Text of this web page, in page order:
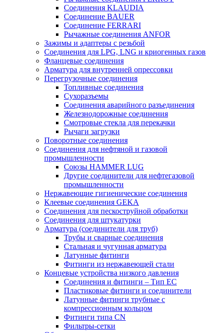
Соединения KLAUDIA
Соединение BAUER
Соединение FERRARI
Рычажные соединения ANFOR
Зажимы и адаптеры с резьбой
Соединения для LPG, LNG и криогенных газов
Фланцевые соединения
Арматура для внутренней опрессовки
Перегрузочные соединения
Топливные соединения
Сухоразъемы
Соединения аварийного разъединения
Железнодорожные соединения
Смотровые стекла для перекачки
Рычаги загрузки
Поворотные соединения
Соединения для нефтяной и газовой
промышленности
Союзы HAMMER LUG
Другие соединители для нефтегазовой
промышленности
Нержавеющие гигиенические соединения
Клеевые соединения GEKA
Соединения для пескоструйной обработки
Cоединения для штукатурки
Арматура (соединители для труб)
Трубы и сварные соединения
Стальная и чугунная арматура
Латунные фитинги
Фитинги из нержавеющей стали
Концевые устройства низкого давления
Соединения и фитинги – Тип EC
Пластиковые фитинги и соединители
Латунные фитинги трубные с
компрессионным кольцом
Фитинги типа CN
Фильтры-сетки